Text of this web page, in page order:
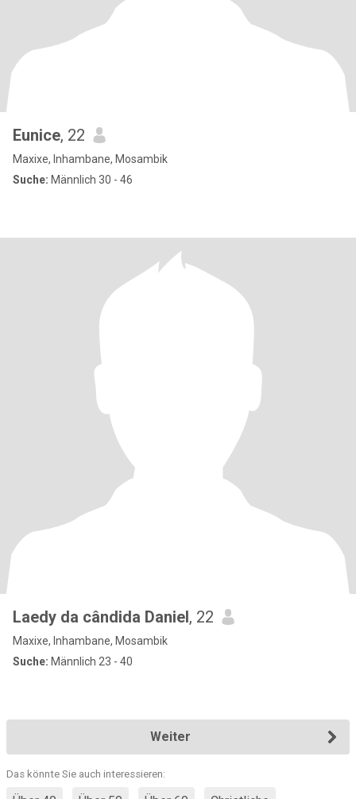
Eunice, 22
Maxixe, Inhambane, Mosambik
Suche: Männlich 30 - 46
Laedy da cândida Daniel, 22
Maxixe, Inhambane, Mosambik
Suche: Männlich 23 - 40
Weiter
Das könnte Sie auch interessieren: